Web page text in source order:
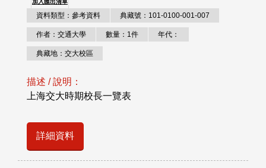
加入匯出清單
資料類型：參考資料 典藏號：101-0100-001-007
作者：交通大學 數量：1件 年代：
典藏地：交大校區
描述 / 說明：
上海交大時期校長一覽表
詳細資料